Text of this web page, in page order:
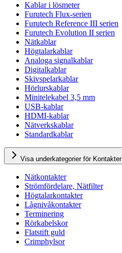
Kablar i lösmeter
Furutech Flux-serien
Furutech Reference III serien
Furutech Evolution II serien
Nätkablar
Högtalarkablar
Analoga signalkablar
Digitalkablar
Skivspelarkablar
Hörlurskablar
Minitelekabel 3,5 mm
USB-kablar
HDMI-kablar
Nätverkskablar
Standardkablar
Visa underkategorier för Kontakter
Nätkontakter
Strömfördelare, Nätfilter
Högtalarkontakter
Lågnivåkontakter
Terminering
Rörkabelskor
Flatstift guld
Crimphylsor